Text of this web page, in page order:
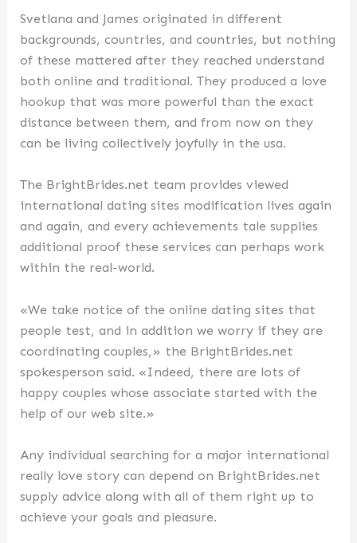
Svetlana and James originated in different
backgrounds, countries, and countries, but nothing
of these mattered after they reached understand
both online and traditional. They produced a love
hookup that was more powerful than the exact
distance between them, and from now on they
can be living collectively joyfully in the usa.
The BrightBrides.net team provides viewed
international dating sites modification lives again
and again, and every achievements tale supplies
additional proof these services can perhaps work
within the real-world.
«We take notice of the online dating sites that
people test, and in addition we worry if they are
coordinating couples,» the BrightBrides.net
spokesperson said. «Indeed, there are lots of
happy couples whose associate started with the
help of our web site.»
Any individual searching for a major international
really love story can depend on BrightBrides.net
supply advice along with all of them right up to
achieve your goals and pleasure.